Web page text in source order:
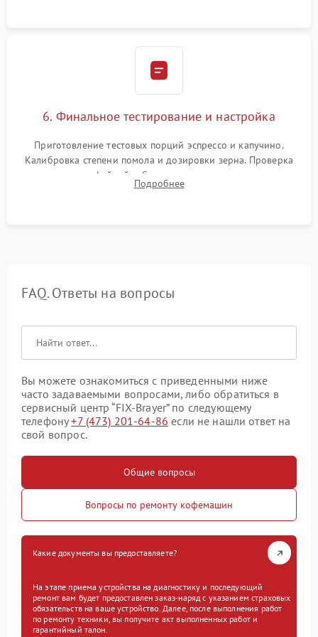
6. Финальное тестирование и настройка
Приготовление тестовых порций эспрессо и капучино.
Калибровка степени помола и дозировки зерна. Проверка
плотности кофейной таблетки, температуры напитка и
качества молочной пены. Контроль отсутствия посторонних
Подробнее
FAQ. Ответы на вопросы
Вы можете ознакомиться с приведенными ниже
часто задаваемыми вопросами, либо обратиться в
сервисный центр “FIX-Brayer” по следующему
телефону+7 (473) 201-64-86 если не нашли ответ на
свой вопрос.
Общие вопросы
Вопросы по ремонту кофемашин
Какие документы вы предоставляете?
На этапе приема устройства на диагностику и последующий
ремонт вам будет предоставлен заказ-наряд с указанием страховых
обязательств на ваше устройство. Далее, после выполнения работ
по ремонту техники, вы получите акт выполненных работ и
гарантийный талон.